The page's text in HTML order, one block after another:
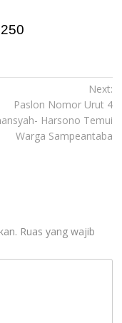
Next:
Paslon Nomor Urut 4
Harsono Temui
Warga Sampeantaba
Ruas yang wajib